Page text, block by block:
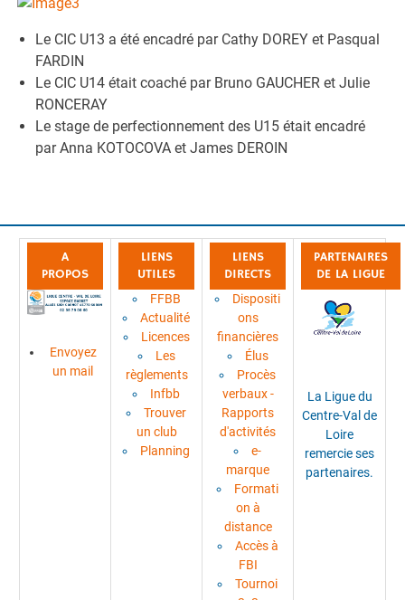
Le CIC U13 a été encadré par Cathy DOREY et Pasqual
FARDIN
Le CIC U14 était coaché par Bruno GAUCHER et Julie
RONCERAY
Le stage de perfectionnement des U15 était encadré
par Anna KOTOCOVA et James DEROIN
A
PROPOS
Envoyez
un mail
LIENS
UTILES
FFBB
Actualité
Licences
Les
règlements
Infbb
Trouver
un club
Planning
LIENS
DIRECTS
Dispositi
ons
financières
Élus
Procès
verbaux -
Rapports
d'activités
e-
marque
Formati
on à
distance
Accès à
FBI
Tournoi
PARTENAIRES
DE LA LIGUE
La Ligue du
Centre-Val de
Loire
remercie ses
partenaires.